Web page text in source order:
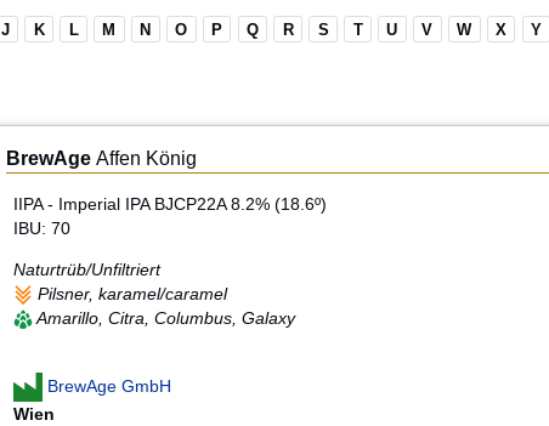
J K L M N O P Q R S T U V W X Y
BrewAge Affen König
IIPA - Imperial IPA BJCP22A 8.2% (18.6º)
IBU: 70
Naturtrüb/Unfiltriert
Pilsner, karamel/caramel
Amarillo, Citra, Columbus, Galaxy
BrewAge GmbH
Wien